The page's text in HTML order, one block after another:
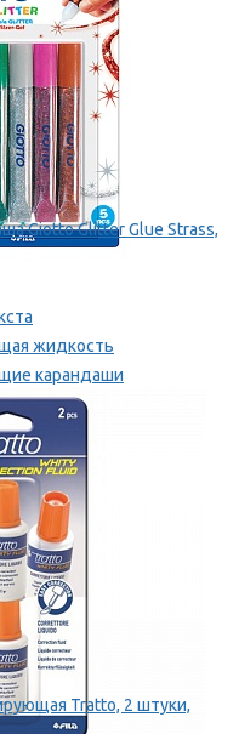
Giotto Glitter Glue Strass,
жидкость
карандаши
ленты
Tratto, 2 штуки,